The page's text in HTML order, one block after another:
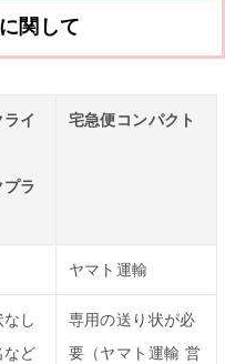
関して
イ
ラ
宅急便コンパクト
ヤマト運輸
し
など
専用の送り状が必
要（ヤマト運輸 営